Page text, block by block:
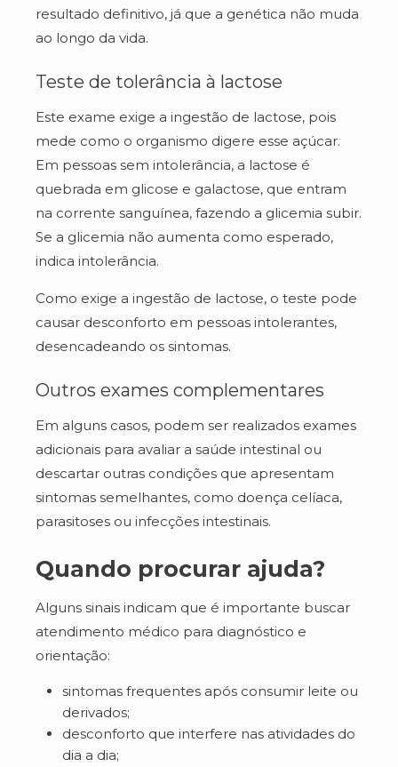
resultado definitivo, já que a genética não muda
ao longo da vida.
Teste de tolerância à lactose
Este exame exige a ingestão de lactose, pois
mede como o organismo digere esse açúcar.
Em pessoas sem intolerância, a lactose é
quebrada em glicose e galactose, que entram
na corrente sanguínea, fazendo a glicemia subir.
Se a glicemia não aumenta como esperado,
indica intolerância.
Como exige a ingestão de lactose, o teste pode
causar desconforto em pessoas intolerantes,
desencadeando os sintomas.
Outros exames complementares
Em alguns casos, podem ser realizados exames
adicionais para avaliar a saúde intestinal ou
descartar outras condições que apresentam
sintomas semelhantes, como doença celíaca,
parasitoses ou infecções intestinais.
Quando procurar ajuda?
Alguns sinais indicam que é importante buscar
atendimento médico para diagnóstico e
orientação:
sintomas frequentes após consumir leite ou
derivados;
desconforto que interfere nas atividades do
dia a dia;